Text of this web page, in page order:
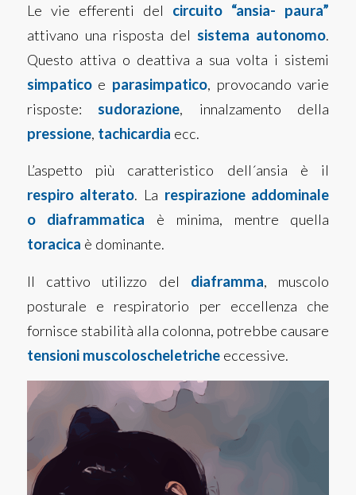
Le vie efferenti del circuito “ansia- paura”
attivano una risposta del sistema autonomo.
Questo attiva o deattiva a sua volta i sistemi
simpatico e parasimpatico, provocando varie
risposte: sudorazione, innalzamento della
pressione, tachicardia ecc.
L’aspetto più caratteristico dell´ansia è il
respiro alterato. La respirazione addominale
o diaframmatica è minima, mentre quella
toracica è dominante.
Il cattivo utilizzo del diaframma, muscolo
posturale e respiratorio per eccellenza che
fornisce stabilità alla colonna, potrebbe causare
tensioni muscoloscheletriche eccessive.